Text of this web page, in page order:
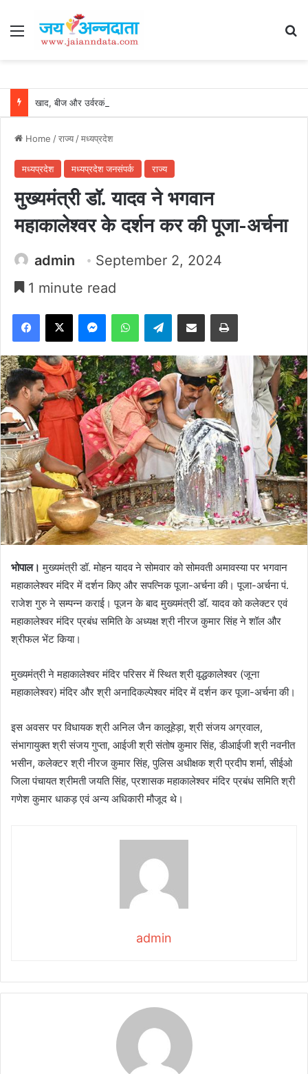
Menu
Home /राज्य/मध्यप्रदेश
मध्यप्रदेश मध्यप्रदेश जनसंपर्क राज्य
मुख्यमंत्री डॉ. यादव ने भगवान
महाकालेश्वर के दर्शन कर की पूजा-अर्चना
admin
September 2, 2024
1 minute read
Facebook
X MessengerWhatsAppTelegramShare via Email Print
भोपाल। मुख्यमंत्री डॉ. मोहन यादव ने सोमवार को सोमवती अमावस्या पर भगवान
महाकालेश्वर मंदिर में दर्शन किए और सपत्निक पूजा-अर्चना की। पूजा-अर्चना पं.
राजेश गुरु ने सम्पन्न कराई। पूजन के बाद मुख्यमंत्री डॉ. यादव को कलेक्टर एवं
महाकालेश्वर मंदिर प्रबंध समिति के अध्यक्ष श्री नीरज कुमार सिंह ने शॉल और
श्रीफल भेंट किया।
मुख्यमंत्री ने महाकालेश्वर मंदिर परिसर में स्थित श्री वृद्धकालेश्वर (जूना
महाकालेश्वर) मंदिर और श्री अनादिकल्पेश्वर मंदिर में दर्शन कर पूजा-अर्चना की।
इस अवसर पर विधायक श्री अनिल जैन कालूहेड़ा, श्री संजय अग्रवाल,
संभागायुक्त श्री संजय गुप्ता, आईजी श्री संतोष कुमार सिंह, डीआईजी श्री नवनीत
भसीन, कलेक्टर श्री नीरज कुमार सिंह, पुलिस अधीक्षक श्री प्रदीप शर्मा, सीईओ
जिला पंचायत श्रीमती जयति सिंह, प्रशासक महाकालेश्वर मंदिर प्रबंध समिति श्री
गणेश कुमार धाकड़ एवं अन्य अधिकारी मौजूद थे।
admin